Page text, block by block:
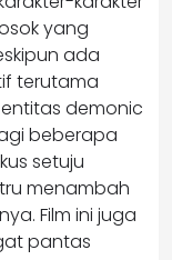
yang
ada
terutama
demonic
beberapa
setuju
menambah
Film ini juga
pantas